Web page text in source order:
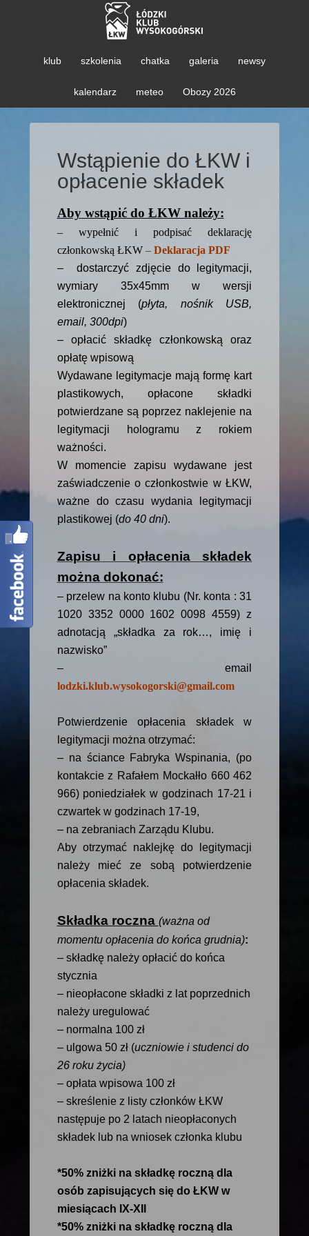
klub szkolenia chatka galeria newsy
kalendarz meteo Obozy 2026
Wstąpienie do ŁKW i
opłacenie składek
Aby wstąpić do ŁKW należy:
– wypełnić i podpisać deklarację
członkowską ŁKW– Deklaracja PDF
– dostarczyć zdjęcie do legitymacji,
wymiary 35x45mm w wersji
elektronicznej (płyta, nośnik USB,
email, 300dpi)
– opłacić składkę członkowską oraz
opłatę wpisową
Wydawane legitymacje mają formę kart
plastikowych, opłacone składki
potwierdzane są poprzez naklejenie na
legitymacji hologramu z rokiem
ważności.
W momencie zapisu wydawane jest
zaświadczenie o członkostwie w ŁKW,
ważne do czasu wydania legitymacji
plastikowej (do 40 dni).
Zapisu i opłacenia składek
można dokonać:
– przelew na konto klubu (Nr. konta : 31
1020 3352 0000 1602 0098 4559) z
adnotacją „składka za rok…, imię i
nazwisko”
– email
lodzki.klub.wysokogorski@gmail.com
Potwierdzenie opłacenia składek w
legitymacji można otrzymać:
– na ściance Fabryka Wspinania, (po
kontakcie z Rafałem Mockałło 660 462
966) poniedziałek w godzinach 17-21 i
czwartek w godzinach 17-19,
– na zebraniach Zarządu Klubu.
Aby otrzymać naklejkę do legitymacji
należy mieć ze sobą potwierdzenie
opłacenia składek.
Składka roczna (ważna od
momentu opłacenia do końca grudnia):
– składkę należy opłacić do końca
stycznia
– nieopłacone składki z lat poprzednich
należy uregulować
– normalna 100 zł
– ulgowa 50 zł (uczniowie i studenci do
26 roku życia)
– opłata wpisowa 100 zł
– skreślenie z listy członków ŁKW
następuje po 2 latach nieopłaconych
składek lub na wniosek członka klubu
*50% zniżki na składkę roczną dla
osób zapisujących się do ŁKW w
miesiącach IX-XII
*50% zniżki na składkę roczną dla